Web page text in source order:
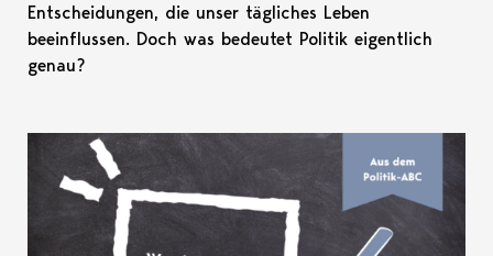
Entscheidungen, die unser tägliches Leben
beeinflussen. Doch was bedeutet Politik eigentlich
genau?